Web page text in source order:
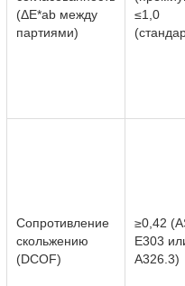
(ΔE*ab между
партиями)
≤1,0
Сопротивление
скольжению
(DCOF)
≥0,42
E303
A326.3)